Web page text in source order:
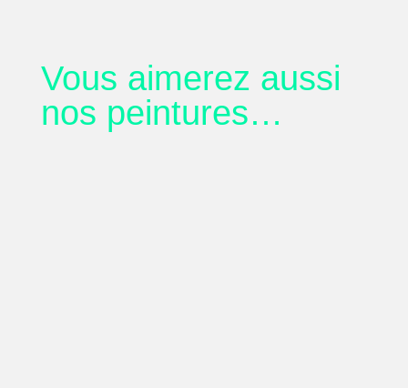
Vous aimerez aussi
nos peintures…